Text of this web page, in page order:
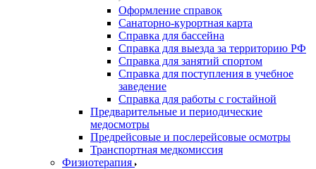
Оформление справок
Санаторно-курортная карта
Справка для бассейна
Справка для выезда за территорию РФ
Справка для занятий спортом
Справка для поступления в учебное
заведение
Справка для работы с гостайной
Предварительные и периодические
медосмотры
Предрейсовые и послерейсовые осмотры
Транспортная медкомиссия
Физиотерапия